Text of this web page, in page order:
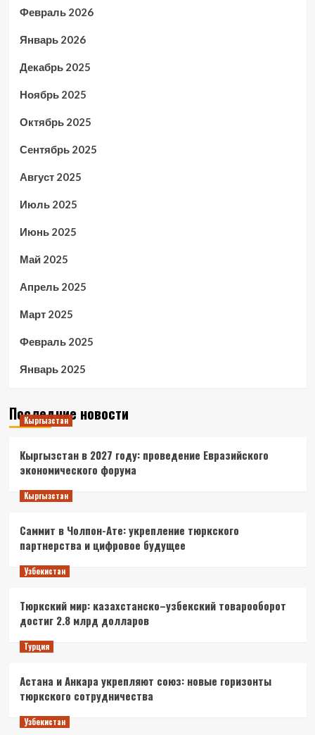
Февраль 2026
Январь 2026
Декабрь 2025
Ноябрь 2025
Октябрь 2025
Сентябрь 2025
Август 2025
Июль 2025
Июнь 2025
Май 2025
Апрель 2025
Март 2025
Февраль 2025
Январь 2025
Последние новости
Кыргызстан
Кыргызстан в 2027 году: проведение Евразийского
экономического форума
Кыргызстан
Саммит в Чолпон-Ате: укрепление тюркского
партнерства и цифровое будущее
Узбекистан
Тюркский мир: казахстанско–узбекский товарооборот
достиг 2.8 млрд долларов
Турция
Астана и Анкара укрепляют союз: новые горизонты
тюркского сотрудничества
Узбекистан